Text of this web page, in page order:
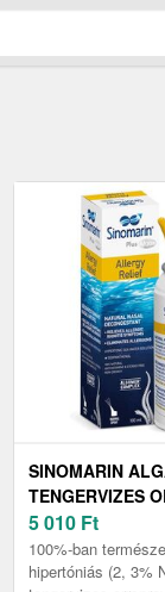
SINOMARIN
TENGERVIZES
ALLERGIA
5 010 Ft
100%-ban
hipertóniás (2, 3%